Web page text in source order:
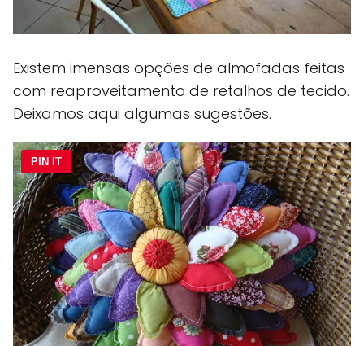
Existem imensas opções de almofadas feitas
com reaproveitamento de retalhos de tecido.
Deixamos aqui algumas sugestões.
PIN IT